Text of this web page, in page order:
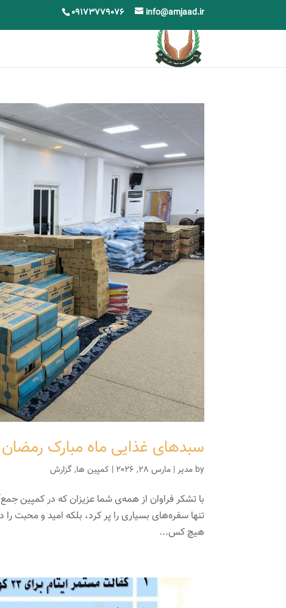
09173779076 info@amjaad.ir
سبدهای غذایی ماه مبارک رمضان 1447 در بین نیازمندان گرامی توزیع گردید
by مدیر|مارس 28, 2026 | کمپین ها, گزارش
با تشکر فراوان از همه‌ی شما عزیزان که در کمپین
تنها سفره‌های بسیاری را پر کرد، بلکه امید و محبت
هیچ کس...